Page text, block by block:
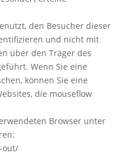
den Besucher dieser
und nicht mit
über den Träger des
Wenn Sie eine
können Sie eine
die mouseflow
Browser unter
out/